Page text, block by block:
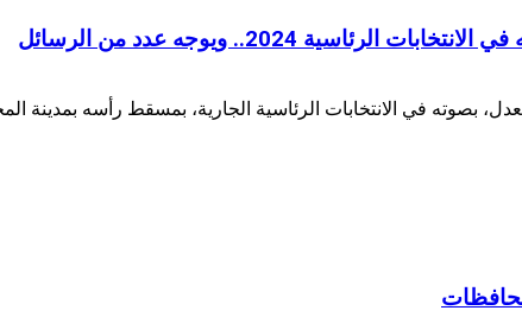
2024.. ويوجه عدد من الرسائل
بصوته في الانتخابات الرئاسية الجارية، بمسقط رأسه بمدينة